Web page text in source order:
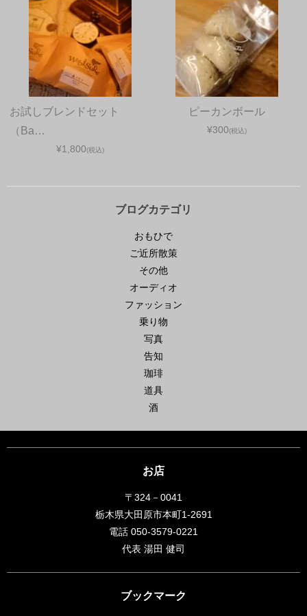
お試しブレンドセット
（Ba…
¥1,800(税込)
ピーカンボール
¥300(税込)
ブログカテゴリ
おもひで
ご近所散策
その他
オーディオ
ファッション
乗り物
写真
告知
珈琲
道具
酒
お店
〒324－0041
栃木県大田原市本町1-2691
電話 050-3579-0221
代表 湯田 健司
ブックマーク